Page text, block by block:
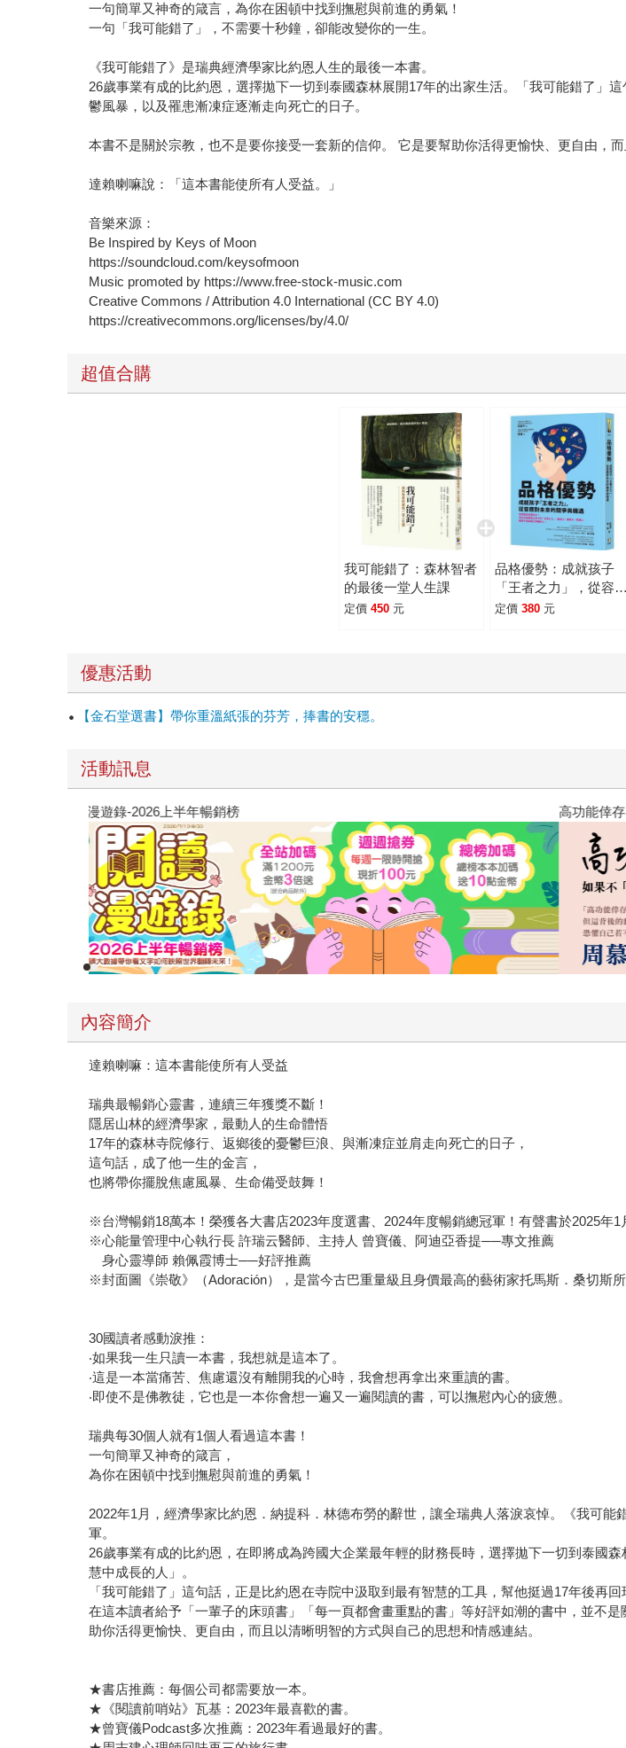
一句簡單又神奇的箴言，為你在困頓中找到撫慰與前進的勇氣！
一句「我可能錯了」，不需要十秒鐘，卻能改變你的一生。
《我可能錯了》是瑞典經濟學家比約恩人生的最後一本書。
26歲事業有成的比約恩，選擇拋下一切到泰國森林展開17年的出家生活。「我可能錯了」
鬱風暴，以及罹患漸凍症逐漸走向死亡的日子。
本書不是關於宗教，也不是要你接受一套新的信仰。 它是要幫助你活得更愉快、更自由，
達賴喇嘛說：「這本書能使所有人受益。」
音樂來源：
Be Inspired by Keys of Moon
https://soundcloud.com/keysofmoon
Music promoted by https://www.free-stock-music.com
Creative Commons / Attribution 4.0 International (CC BY 4.0)
https://creativecommons.org/licenses/by/4.0/
超值合購
我可能錯了：森林智者
的最後一堂人生課
定價 450 元
品格優勢：成就孩子
「王者之力」，從容應
對未來的競爭與機遇
定價 380 元
優惠活動
【金石堂選書】帶你重溫紙張的芬芳，捧書的安穩。
活動訊息
閱讀漫遊錄-2026上半年暢銷榜 高功
內容簡介
達賴喇嘛：這本書能使所有人受益
瑞典最暢銷心靈書，連續三年獲獎不斷！
隱居山林的經濟學家，最動人的生命體悟
17年的森林寺院修行、返鄉後的憂鬱巨浪、與漸凍症並肩走向死亡的日子，
這句話，成了他一生的金言，
也將帶你擺脫焦慮風暴、生命備受鼓舞！
※台灣暢銷18萬本！榮獲各大書店2023年度選書、2024年度暢銷總冠軍！有聲書於2025年1
※心能量管理中心執行長 許瑞云醫師、主持人 曾寶儀、阿迪亞香提──專文推薦
身心靈導師 賴佩霞博士──好評推薦
※封面圖《崇敬》（Adoración），是當今古巴重量級且身價最高的藝術家托馬斯．桑切斯
30國讀者感動淚推：
‧如果我一生只讀一本書，我想就是這本了。
‧這是一本當痛苦、焦慮還沒有離開我的心時，我會想再拿出來重讀的書。
‧即使不是佛教徒，它也是一本你會想一遍又一遍閱讀的書，可以撫慰內心的疲憊。
瑞典每30個人就有1個人看過這本書！
一句簡單又神奇的箴言，
為你在困頓中找到撫慰與前進的勇氣！
2022年1月，經濟學家比約恩．納提科．林德布勞的辭世，讓全瑞典人落淚哀悼。《我可
軍。
26歲事業有成的比約恩，在即將成為跨國大企業最年輕的財務長時，選擇拋下一切到泰國
慧中成長的人」。
「我可能錯了」這句話，正是比約恩在寺院中汲取到最有智慧的工具，幫他挺過17年後再
在這本讀者給予「一輩子的床頭書」「每一頁都會畫重點的書」等好評如潮的書中，並不
助你活得更愉快、更自由，而且以清晰明智的方式與自己的思想和情感連結。
★書店推薦：每個公司都需要放一本。
★《閱讀前哨站》瓦基：2023年最喜歡的書。
★曾寶儀Podcast多次推薦：2023年看過最好的書。